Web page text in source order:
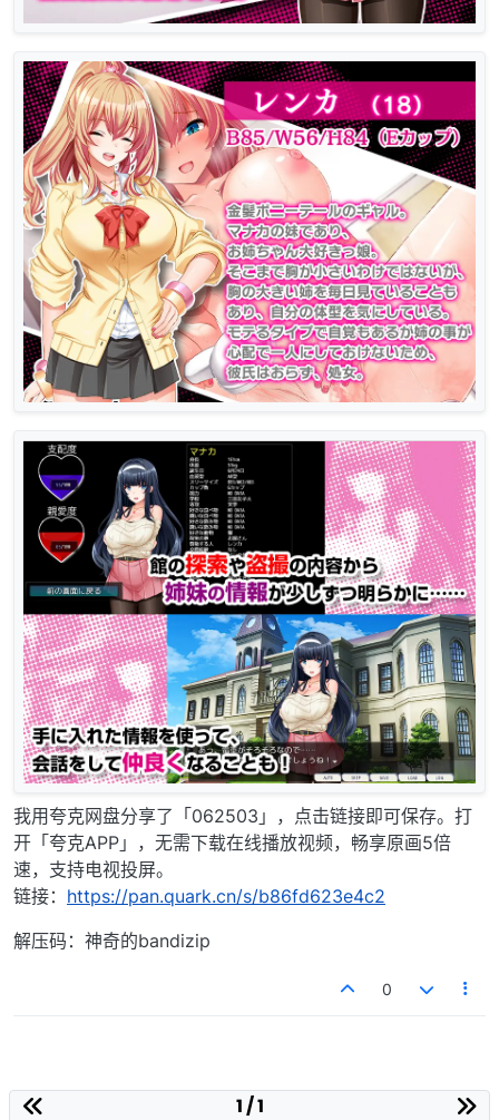
我用夸克网盘分享了「062503」，点击链接即可保存。打
开「夸克APP」，无需下载在线播放视频，畅享原画5倍
速，支持电视投屏。
链接： https://pan.quark.cn/s/b86fd623e4c2
解压码：神奇的bandizip
0
1 / 1